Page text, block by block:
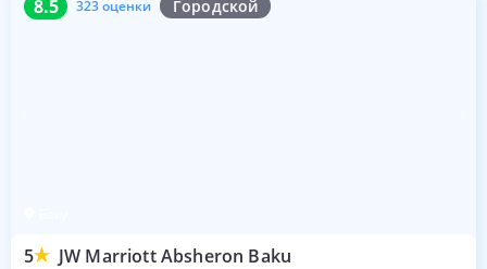
8.5 323 оценки Городской
5 JW Marriott Absheron Baku